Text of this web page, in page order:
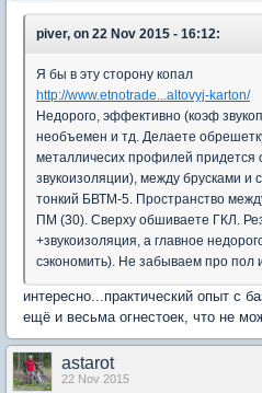
piver, on 22 Nov 2015 - 16:12:
Я бы в эту сторону копал
http://www.etnotrade...altovyj-karton/
Недорого, эффективно (коэф
необъемен и тд. Делаете
металличесих профилей придется
звукоизоляции), между брусками и
тонкий БВТМ-5. Пространство
ПМ (30). Сверху обшиваете ГКЛ.
+звукоизоляция, а главное
сэкономить). Не забываем про пол
интересно...практический опыт с
ещё и весьма огнестоек, что не
astarot
22 Nov 2015